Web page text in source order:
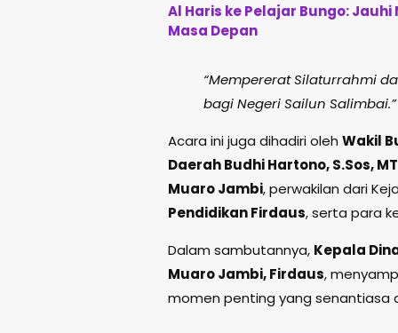
Al Haris ke Pelajar Bungo:
Masa Depan
“Mempererat Silaturrahmi
bagi Negeri Sailun Salimbai.”
Acara ini juga dihadiri oleh Wakil
Daerah Budhi Hartono, S.Sos, MT
Muaro Jambi, perwakilan dari
Pendidikan Firdaus, serta para
Dalam sambutannya, Kepala
Muaro Jambi, Firdaus,
momen penting yang senantiasa